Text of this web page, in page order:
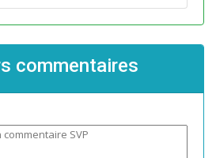
commentaires